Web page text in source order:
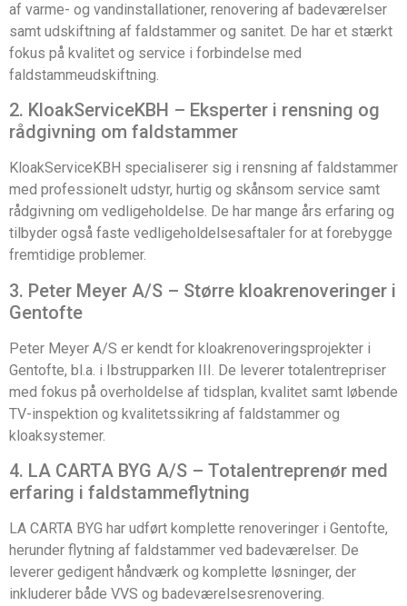
af varme- og vandinstallationer, renovering af badeværelser
samt udskiftning af faldstammer og sanitet. De har et stærkt
fokus på kvalitet og service i forbindelse med
faldstammeudskiftning.
2. KloakServiceKBH – Eksperter i rensning og
rådgivning om faldstammer
KloakServiceKBH specialiserer sig i rensning af faldstammer
med professionelt udstyr, hurtig og skånsom service samt
rådgivning om vedligeholdelse. De har mange års erfaring og
tilbyder også faste vedligeholdelsesaftaler for at forebygge
fremtidige problemer.
3. Peter Meyer A/S – Større kloakrenoveringer i
Gentofte
Peter Meyer A/S er kendt for kloakrenoveringsprojekter i
Gentofte, bl.a. i Ibstrupparken III. De leverer totalentrepriser
med fokus på overholdelse af tidsplan, kvalitet samt løbende
TV-inspektion og kvalitetssikring af faldstammer og
kloaksystemer.
4. LA CARTA BYG A/S – Totalentreprenør med
erfaring i faldstammeflytning
LA CARTA BYG har udført komplette renoveringer i Gentofte,
herunder flytning af faldstammer ved badeværelser. De
leverer gedigent håndværk og komplette løsninger, der
inkluderer både VVS og badeværelsesrenovering.